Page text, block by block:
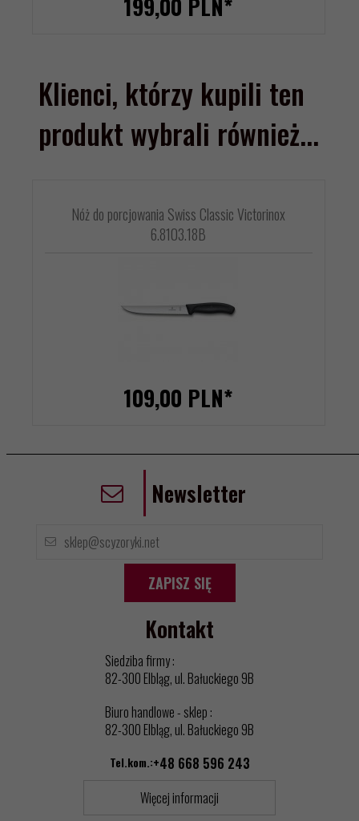
Klienci, którzy kupili ten
produkt wybrali również...
Nóż do porcjowania Swiss Classic Victorinox
6.8103.18B
109,00 PLN*
Newsletter
ZAPISZ SIĘ
Kontakt
Siedziba firmy :
82-300 Elbląg, ul. Bałuckiego 9B
Biuro handlowe - sklep :
82-300 Elbląg, ul. Bałuckiego 9B
Tel.kom.:+48 668 596 243
Więcej informacji